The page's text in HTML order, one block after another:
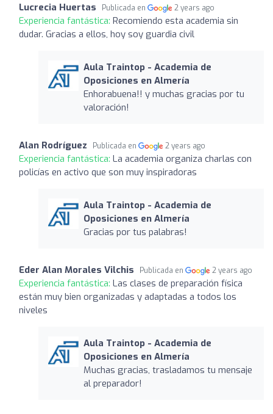
Lucrecia Huertas Publicada en 2 years ago
Experiencia fantástica: Recomiendo esta academia sin
dudar. Gracias a ellos, hoy soy guardia civil
Aula Traintop - Academia de
Oposiciones en Almería
Enhorabuena!! y muchas gracias por tu
valoración!
Alan Rodríguez Publicada en 2 years ago
Experiencia fantástica: La academia organiza charlas con
policías en activo que son muy inspiradoras
Aula Traintop - Academia de
Oposiciones en Almería
Gracias por tus palabras!
Eder Alan Morales Vilchis Publicada en 2 years ago
Experiencia fantástica: Las clases de preparación física
están muy bien organizadas y adaptadas a todos los
niveles
Aula Traintop - Academia de
Oposiciones en Almería
Muchas gracias, trasladamos tu mensaje
al preparador!